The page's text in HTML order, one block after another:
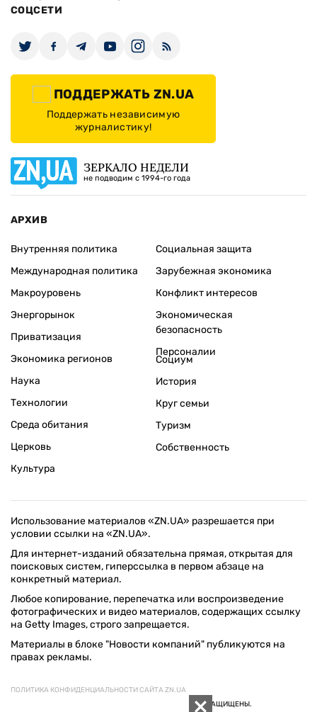
СОЦСЕТИ
ПОДДЕРЖАТЬ ZN.UA
Поддержать независимую
журналистику!
ЗЕРКАЛО НЕДЕЛИ
не подводим с 1994-го года
АРХИВ
Внутренняя политика
Международная политика
Макроуровень
Энергорынок
Приватизация
Экономика регионов
Социальная защита
Зарубежная экономика
Конфликт интересов
Экономическая
безопасность
Персоналии
Наука
Технологии
Среда обитания
Церковь
Культура
Социум
История
Круг семьи
Туризм
Собственность
Использование материалов «ZN.UA» разрешается при
условии ссылки на «ZN.UA».
Для интернет-изданий обязательна прямая, открытая для
поисковых систем, гиперссылка в первом абзаце на
конкретный материал.
Любое копирование, перепечатка или воспроизведение
фотографических и видео материалов, содержащих ссылку
на Getty Images, строго запрещается.
Материалы в блоке "Новости компаний" публикуются на
правах рекламы.
ПОЛИТИКА КОНФИДЕНЦИАЛЬНОСТИ САЙТА ZN.UA
© 1994–2026 «ЗЕРКАЛО НЕДЕЛИ. УКРАИНА». ВСЕ ПРАВА ЗАЩИЩЕНЫ.